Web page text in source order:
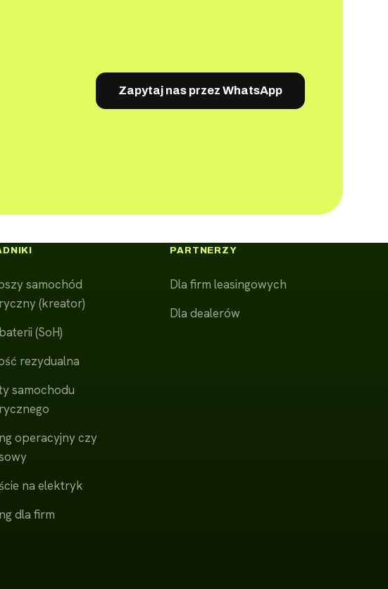
Zapytaj nas przez WhatsApp
samochód
(kreator)
(SoH)
rezydualna
samochodu
operacyjny czy
na elektryk
dla firm
PARTNERZY
Dla firm leasingowych
Dla dealerów